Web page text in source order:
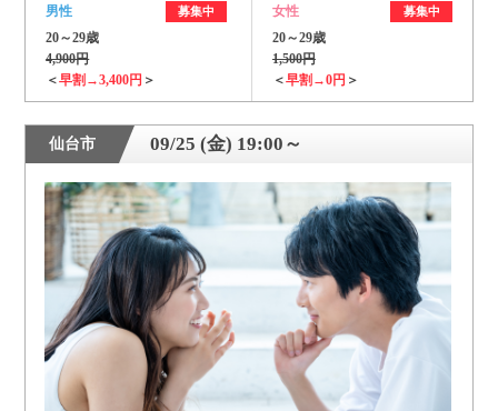
男性 募集中
20～29歳
4,900円
＜早割→3,400円 ＞
女性 募集中
20～29歳
1,500円
＜早割→0円 ＞
仙台市 09/25 (金) 19:00～